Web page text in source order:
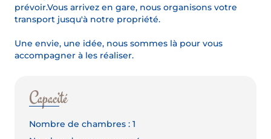
prévoir.Vous arrivez en gare, nous organisons votre
transport jusqu'à notre propriété.
Une envie, une idée, nous sommes là pour vous
accompagner à les réaliser.
Capacité
Nombre de chambres : 1